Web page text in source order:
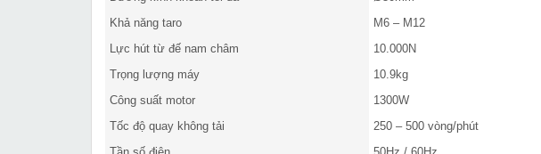
Khả năng taro
M6 – M12
Lực hút từ đế nam châm
10.000N
Trọng lượng máy
10.9kg
Công suất motor
1300W
Tốc độ quay không tải
250 – 500 vòng/phút